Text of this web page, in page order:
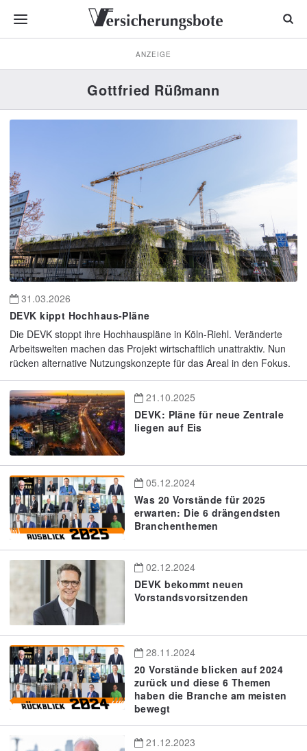
ANZEIGE
Gottfried Rüßmann
31.03.2026
DEVK kippt Hochhaus-Pläne
Die DEVK stoppt ihre Hochhauspläne in Köln-Riehl. Veränderte
Arbeitswelten machen das Projekt wirtschaftlich unattraktiv. Nun
rücken alternative Nutzungskonzepte für das Areal in den Fokus.
21.10.2025
DEVK: Pläne für neue Zentrale
liegen auf Eis
05.12.2024
Was 20 Vorstände für 2025
erwarten: Die 6 drängendsten
Branchenthemen
02.12.2024
DEVK bekommt neuen
Vorstandsvorsitzenden
28.11.2024
20 Vorstände blicken auf 2024
zurück und diese 6 Themen
haben die Branche am meisten
bewegt
21.12.2023